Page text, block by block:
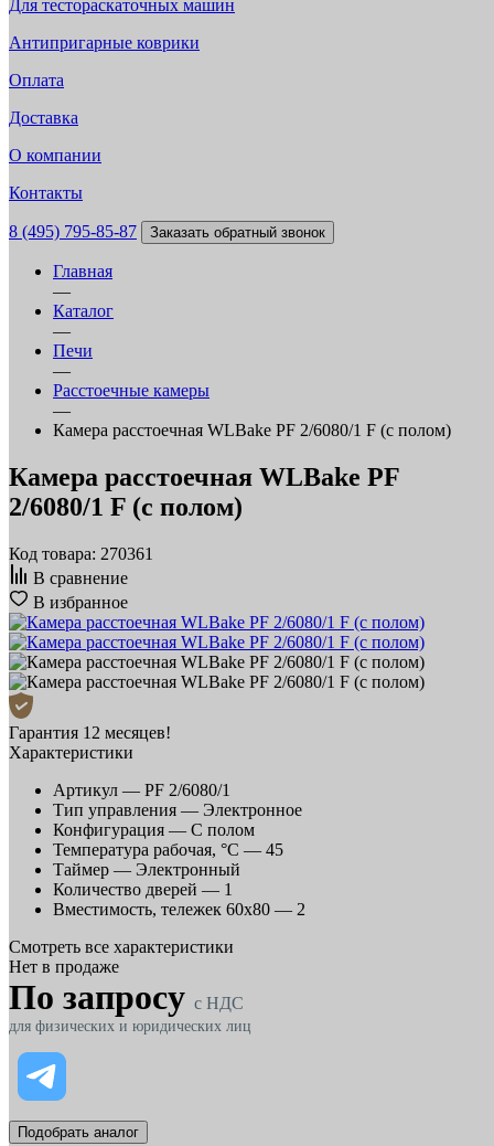
Для тестораскаточных машин
Антипригарные коврики
Оплата
Доставка
О компании
Контакты
8 (495) 795-85-87 Заказать обратный звонок
Главная
—
Каталог
—
Печи
—
Расстоечные камеры
—
Камера расстоечная WLBake PF 2/6080/1 F (с полом)
Камера расстоечная WLBake PF
2/6080/1 F (с полом)
Код товара: 270361
В сравнение
В избранное
Гарантия 12 месяцев!
Характеристики
Артикул — PF 2/6080/1
Тип управления — Электронное
Конфигурация — С полом
Температура рабочая, °С — 45
Таймер — Электронный
Количество дверей — 1
Вместимость, тележек 60x80 — 2
Смотреть все характеристики
Нет в продаже
По запросу c НДС
для физических и юридических лиц
Подобрать аналог